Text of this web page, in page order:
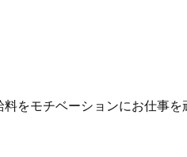
をモチベーションにお仕事